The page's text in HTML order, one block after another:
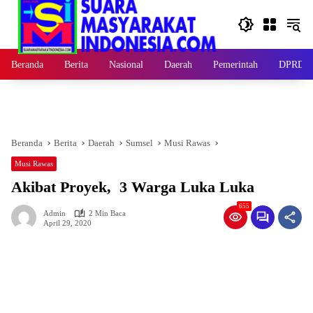
Langsung
Beranda Berita Nasional Daerah Pemerintah DPRD
Beranda Berita Daerah Sumsel Musi Rawas
Musi Rawas
Akibat Proyek, 3 Warga Luka Luka
Admin
2 Min Baca
April 29, 2020
655